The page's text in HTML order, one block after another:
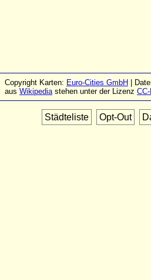
Copyright Karten: Euro-Cities GmbH |
aus Wikipediastehen unter der Lizenz
Städteliste Opt-Out